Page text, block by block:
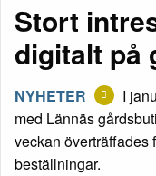
Stort
digitalt på
NYHETER
I
med Lännäs
veckan överträffades
beställningar.